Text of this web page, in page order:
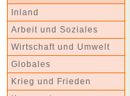
Inland
Arbeit und Soziales
Wirtschaft und Umwelt
Globales
Krieg und Frieden